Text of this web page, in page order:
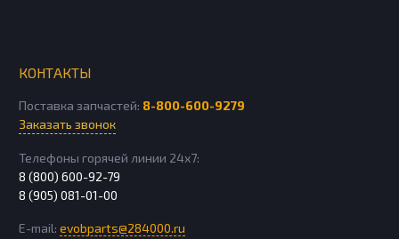
КОНТАКТЫ
Поставка запчастей: 8-800-600-9279
Заказать звонок
Телефоны горячей линии 24х7:
8 (800) 600-92-79
8 (905) 081-01-00
E-mail: evobparts@284000.ru